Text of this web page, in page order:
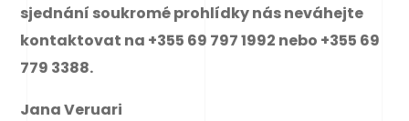
sjednání soukromé prohlídky nás neváhejte
kontaktovat na +355 69 797 1992 nebo +355 69
779 3388.
Jana Veruari